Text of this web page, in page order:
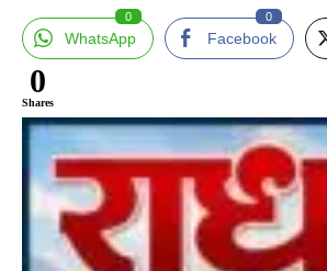
WhatsApp
0
Facebook
0
0
Shares